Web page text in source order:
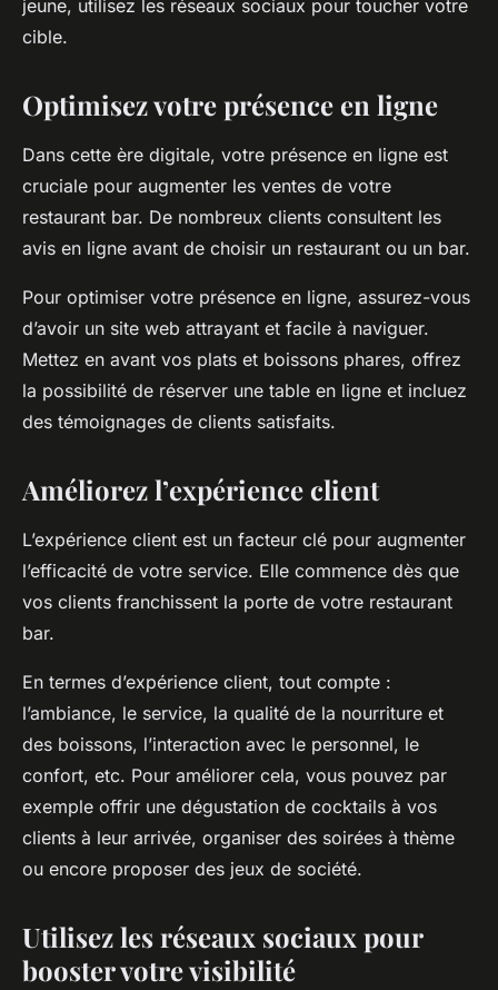
jeune, utilisez les réseaux sociaux pour toucher votre
cible.
Optimisez votre présence en ligne
Dans cette ère digitale, votre présence en ligne est
cruciale pour augmenter les ventes de votre
restaurant bar. De nombreux clients consultent les
avis en ligne avant de choisir un restaurant ou un bar.
Pour optimiser votre présence en ligne, assurez-vous
d’avoir un site web attrayant et facile à naviguer.
Mettez en avant vos plats et boissons phares, offrez
la possibilité de réserver une table en ligne et incluez
des témoignages de clients satisfaits.
Améliorez l’expérience client
L’expérience client est un facteur clé pour augmenter
l’efficacité de votre service. Elle commence dès que
vos clients franchissent la porte de votre restaurant
bar.
En termes d’expérience client, tout compte :
l’ambiance, le service, la qualité de la nourriture et
des boissons, l’interaction avec le personnel, le
confort, etc. Pour améliorer cela, vous pouvez par
exemple offrir une dégustation de cocktails à vos
clients à leur arrivée, organiser des soirées à thème
ou encore proposer des jeux de société.
Utilisez les réseaux sociaux pour
booster votre visibilité